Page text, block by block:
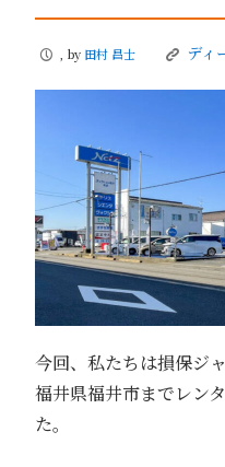
P , by 田村 昌士 K ディ
今回、私たちは損保ジ
福井県福井市までレン
た。